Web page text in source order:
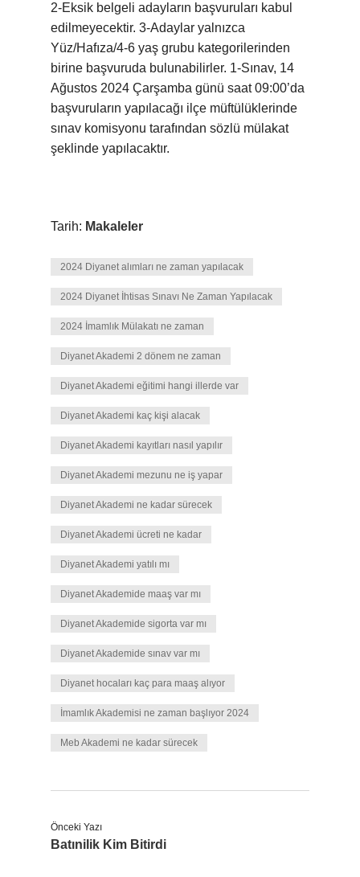
2-Eksik belgeli adayların başvuruları kabul
edilmeyecektir. 3-Adaylar yalnızca
Yüz/Hafıza/4-6 yaş grubu kategorilerinden
birine başvuruda bulunabilirler. 1-Sınav, 14
Ağustos 2024 Çarşamba günü saat 09:00’da
başvuruların yapılacağı ilçe müftülüklerinde
sınav komisyonu tarafından sözlü mülakat
şeklinde yapılacaktır.
Tarih: Makaleler
2024 Diyanet alımları ne zaman yapılacak
2024 Diyanet İhtisas Sınavı Ne Zaman Yapılacak
2024 İmamlık Mülakatı ne zaman
Diyanet Akademi 2 dönem ne zaman
Diyanet Akademi eğitimi hangi illerde var
Diyanet Akademi kaç kişi alacak
Diyanet Akademi kayıtları nasıl yapılır
Diyanet Akademi mezunu ne iş yapar
Diyanet Akademi ne kadar sürecek
Diyanet Akademi ücreti ne kadar
Diyanet Akademi yatılı mı
Diyanet Akademide maaş var mı
Diyanet Akademide sigorta var mı
Diyanet Akademide sınav var mı
Diyanet hocaları kaç para maaş alıyor
İmamlık Akademisi ne zaman başlıyor 2024
Meb Akademi ne kadar sürecek
Önceki Yazı
Batınilik Kim Bitirdi